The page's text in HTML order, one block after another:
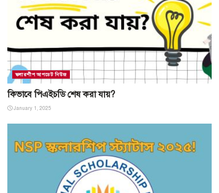
স্কলারশীপ আপডেট নিউজ
কিভাবে পিএইচডি শেষ করা যায়?
January 1, 2025